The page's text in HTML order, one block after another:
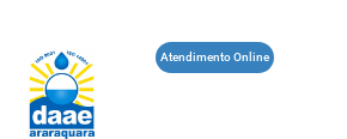
Atendimento Online